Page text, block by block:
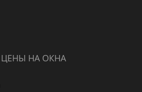
ЦЕНЫ НА ОКНА